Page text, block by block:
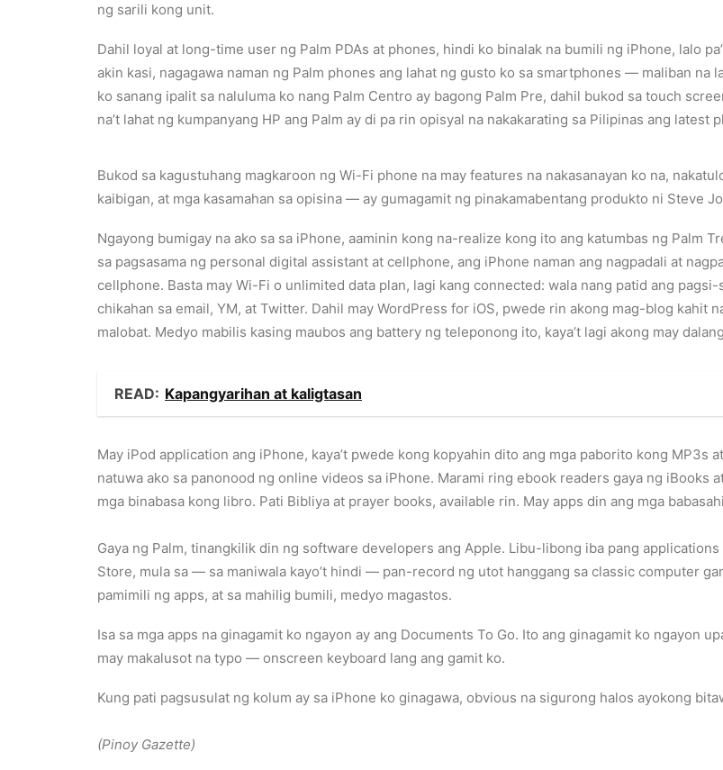
ng sarili kong unit.
Dahil loyal at long-time user ng Palm PDAs at phones, hindi ko binalak na bumili ng iPhone, lalo
akin kasi, nagagawa naman ng Palm phones ang lahat ng gusto ko sa smartphones — maliban
ko sanang ipalit sa naluluma ko nang Palm Centro ay bagong Palm Pre, dahil bukod sa touch
na’t lahat ng kumpanyang HP ang Palm ay di pa rin opisyal na nakakarating sa Pilipinas ang latest
Bukod sa kagustuhang magkaroon ng Wi-Fi phone na may features na nakasanayan ko na,
kaibigan, at mga kasamahan sa opisina — ay gumagamit ng pinakamabentang produkto ni Steve
Ngayong bumigay na ako sa sa iPhone, aaminin kong na-realize kong ito ang katumbas ng Palm
sa pagsasama ng personal digital assistant at cellphone, ang iPhone naman ang nagpadali at
cellphone. Basta may Wi-Fi o unlimited data plan, lagi kang connected: wala nang patid ang
chikahan sa email, YM, at Twitter. Dahil may WordPress for iOS, pwede rin akong mag-blog kahit
malobat. Medyo mabilis kasing maubos ang battery ng teleponong ito, kaya’t lagi akong may
READ: Kapangyarihan at kaligtasan
May iPod application ang iPhone, kaya’t pwede kong kopyahin dito ang mga paborito kong MP3s
natuwa ako sa panonood ng online videos sa iPhone. Marami ring ebook readers gaya ng iBooks
mga binabasa kong libro. Pati Bibliya at prayer books, available rin. May apps din ang mga
Gaya ng Palm, tinangkilik din ng software developers ang Apple. Libu-libong iba pang
Store, mula sa — sa maniwala kayo’t hindi — pan-record ng utot hanggang sa classic computer
pamimili ng apps, at sa mahilig bumili, medyo magastos.
Isa sa mga apps na ginagamit ko ngayon ay ang Documents To Go. Ito ang ginagamit ko ngayon
may makalusot na typo — onscreen keyboard lang ang gamit ko.
Kung pati pagsusulat ng kolum ay sa iPhone ko ginagawa, obvious na sigurong halos ayokong
(Pinoy Gazette)